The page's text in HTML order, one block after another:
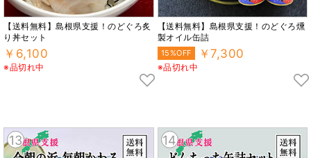
【送料無料】島根県支援！のどぐろ炙
り丼セット
￥6,100
※品切れ中
【送料無料】島根県支援！のどぐろ燻
製オイル缶詰
15%OFF ￥7,300
※品切れ中
13 14